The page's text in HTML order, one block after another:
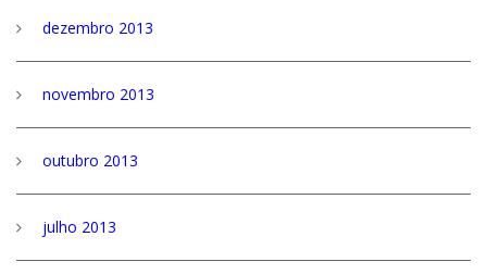
dezembro 2013
novembro 2013
outubro 2013
julho 2013